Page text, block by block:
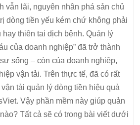
vẫn lãi, nguyên nhân phá sản chủ
dòng tiền yếu kém chứ không phải
thiên tai dịch bệnh. Quản lý
của doanh nghiệp” đã trở thành
sống – còn của doanh nghiệp,
vận tải. Trên thực tế, đã có rất
tải quản lý dòng tiền hiệu quả
Vậy phần mềm này giúp quản
Tất cả sẽ có trong bài viết dưới